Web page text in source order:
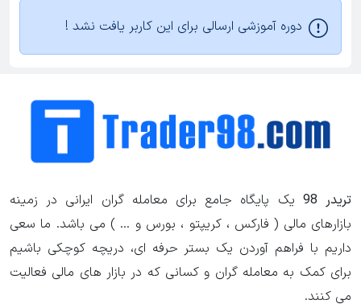
دوره آموزشی ارسالی برای این کاربر یافت نشد !
تریدر 98
یک پایگاه جامع برای معامله گران ایرانی در زمینه
بازارهای مالی ( فارکس ، کریپتو ، بورس و ... ) می باشد. ما سعی
داریم با فراهم آوردن یک بستر حرفه ای، دریچه کوچکی باشیم
برای کمک به معامله گران و کسانی که در بازار های مالی فعالیت
می کنند.